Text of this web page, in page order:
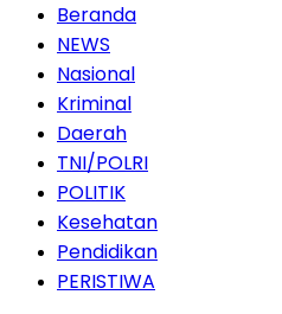
Beranda
NEWS
Nasional
Kriminal
Daerah
TNI/POLRI
POLITIK
Kesehatan
Pendidikan
PERISTIWA